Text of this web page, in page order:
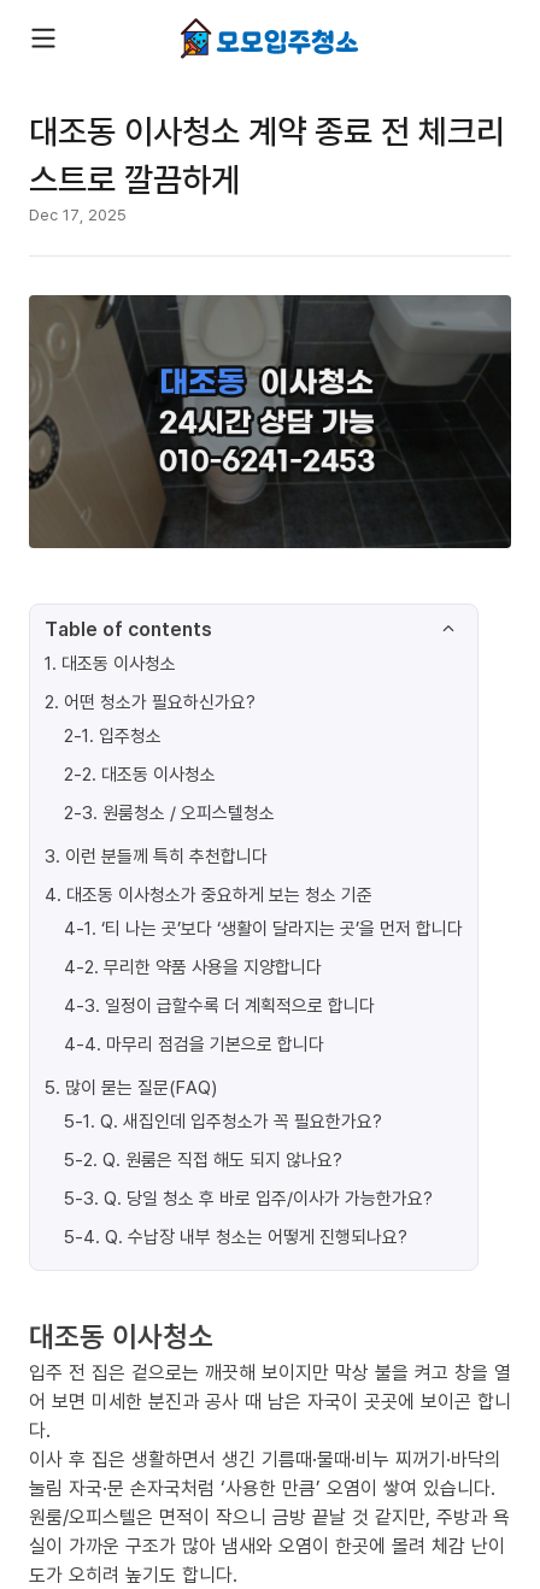
대조동 이사청소 계약 종료 전 체크리
스트로 깔끔하게
Dec 17, 2025
Table of contents
1. 대조동 이사청소
2. 어떤 청소가 필요하신가요?
2-1. 입주청소
2-2. 대조동 이사청소
2-3. 원룸청소 / 오피스텔청소
3. 이런 분들께 특히 추천합니다
4. 대조동 이사청소가 중요하게 보는 청소 기준
4-1. ‘티 나는 곳’보다 ‘생활이 달라지는 곳’을 먼저 합니다
4-2. 무리한 약품 사용을 지양합니다
4-3. 일정이 급할수록 더 계획적으로 합니다
4-4. 마무리 점검을 기본으로 합니다
5. 많이 묻는 질문(FAQ)
5-1. Q. 새집인데 입주청소가 꼭 필요한가요?
5-2. Q. 원룸은 직접 해도 되지 않나요?
5-3. Q. 당일 청소 후 바로 입주/이사가 가능한가요?
5-4. Q. 수납장 내부 청소는 어떻게 진행되나요?
대조동 이사청소
입주 전 집은 겉으로는 깨끗해 보이지만 막상 불을 켜고 창을 열
어 보면 미세한 분진과 공사 때 남은 자국이 곳곳에 보이곤 합니
다.
이사 후 집은 생활하면서 생긴 기름때·물때·비누 찌꺼기·바닥의
눌림 자국·문 손자국처럼 ‘사용한 만큼’ 오염이 쌓여 있습니다.
원룸/오피스텔은 면적이 작으니 금방 끝날 것 같지만, 주방과 욕
실이 가까운 구조가 많아 냄새와 오염이 한곳에 몰려 체감 난이
도가 오히려 높기도 합니다.